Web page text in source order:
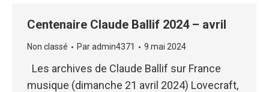
Centenaire Claude Ballif 2024 – avril
Non classé Paradmin4371 9 mai 2024
Les archives de Claude Ballif sur France
musique (dimanche 21 avril 2024) Lovecraft,